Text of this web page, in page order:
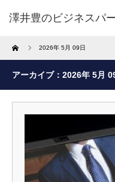
澤井豊のビジネスパ
Home 2026年 5月 09日
アーカイブ：2026年 5月